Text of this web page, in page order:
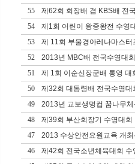
55
제62회 회장배 겸 KBS배 전
54
제1회 어린이 왕중왕전 수영
53
제 11회 부울경아레나마스터
52
2013년 MBC배 전국수영대
51
제 1회 이순신장군배 통영 대
50
제32회 대통령배 전국수영대
49
2013년 교보생명컵 꿈나무
48
제39회 부산회장기 수영대
47
2013 수상안전요원교육 개최
46
제42회 전국소년체육대회 수